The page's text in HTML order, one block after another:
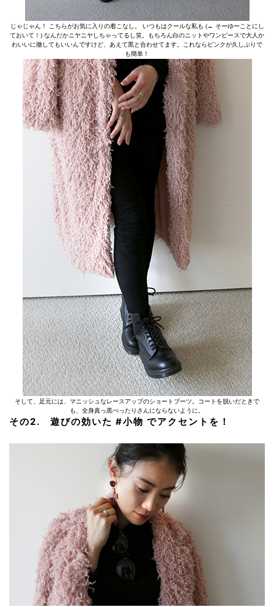
じゃじゃん！ こちらがお気に入りの着こなし。 いつもはクールな私も (← そーゆーことにし
ておいて！) なんだかニヤニヤしちゃってるし笑。もちろん白のニットやワンピースで大人か
わいいに徹してもいいんですけど、あえて黒と合わせてます。これならピンクが久しぶりで
も簡単！
そして、足元には、マニッシュなレースアップのショートブーツ。コートを脱いだときで
も、全身真っ黒ぺったりさんにならないように。
その2. 遊びの効いた #小物 でアクセントを！